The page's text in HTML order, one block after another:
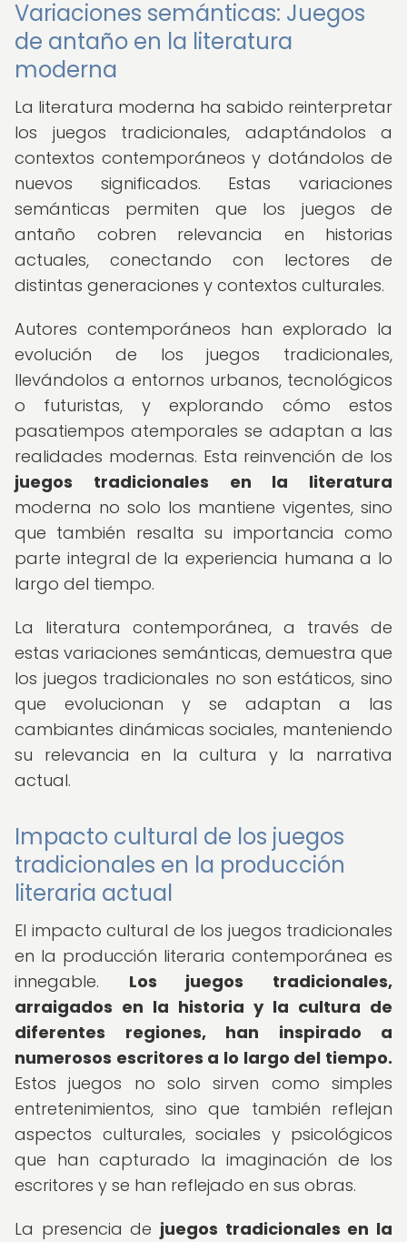
Variaciones semánticas: Juegos
de antaño en la literatura
moderna
La literatura moderna ha sabido reinterpretar
los juegos tradicionales, adaptándolos a
contextos contemporáneos y dotándolos de
nuevos significados. Estas variaciones
semánticas permiten que los juegos de
antaño cobren relevancia en historias
actuales, conectando con lectores de
distintas generaciones y contextos culturales.
Autores contemporáneos han explorado la
evolución de los juegos tradicionales,
llevándolos a entornos urbanos, tecnológicos
o futuristas, y explorando cómo estos
pasatiempos atemporales se adaptan a las
realidades modernas. Esta reinvención de los
juegos tradicionales en la literatura
moderna no solo los mantiene vigentes, sino
que también resalta su importancia como
parte integral de la experiencia humana a lo
largo del tiempo.
La literatura contemporánea, a través de
estas variaciones semánticas, demuestra que
los juegos tradicionales no son estáticos, sino
que evolucionan y se adaptan a las
cambiantes dinámicas sociales, manteniendo
su relevancia en la cultura y la narrativa
actual.
Impacto cultural de los juegos
tradicionales en la producción
literaria actual
El impacto cultural de los juegos tradicionales
en la producción literaria contemporánea es
innegable. Los juegos tradicionales,
arraigados en la historia y la cultura de
diferentes regiones, han inspirado a
numerosos escritores a lo largo del tiempo.
Estos juegos no solo sirven como simples
entretenimientos, sino que también reflejan
aspectos culturales, sociales y psicológicos
que han capturado la imaginación de los
escritores y se han reflejado en sus obras.
La presencia de juegos tradicionales en la